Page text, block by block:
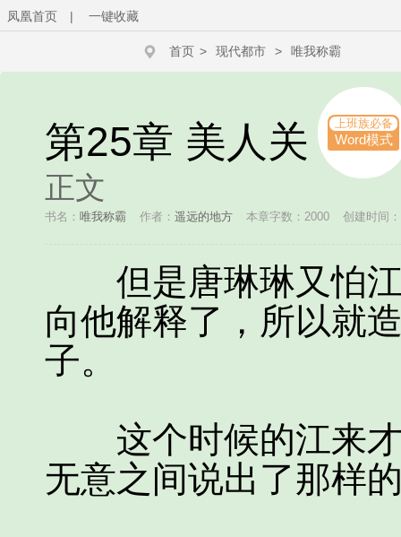
凤凰首页 | 一键收藏
首页 > 现代都市 > 唯我称霸
第25章 美人关 上班族必备
Word模式
正文
书名： 唯我称霸 作者： 遥远的地方 本章字数：2000 创建时间
但是唐琳琳又怕江
向他解释了，所以就
子。
这个时候的江来才
无意之间说出了那样